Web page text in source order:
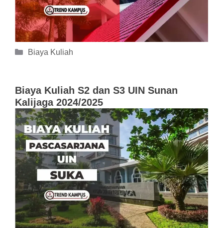
Kategori
Biaya Kuliah
Biaya Kuliah S2 dan S3 UIN Sunan
Kalijaga 2024/2025